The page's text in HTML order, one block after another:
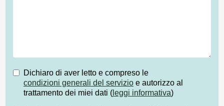
Dichiaro di aver letto e compreso le
condizioni generali del servizio e autorizzo al
trattamento dei miei dati ( leggi informativa)